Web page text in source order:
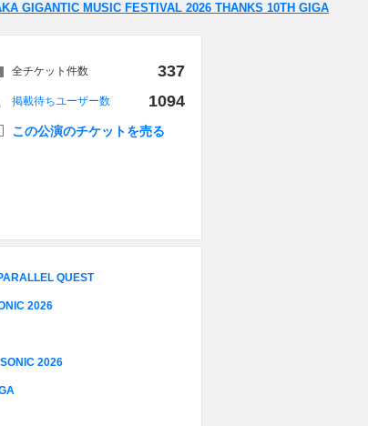
GIGANTIC MUSIC FESTIVAL 2026 THANKS 10TH GIGA
全チケット件数 337
掲載待ちユーザー数 1094
この公演のチケットを売る
QUEST
2026
2026